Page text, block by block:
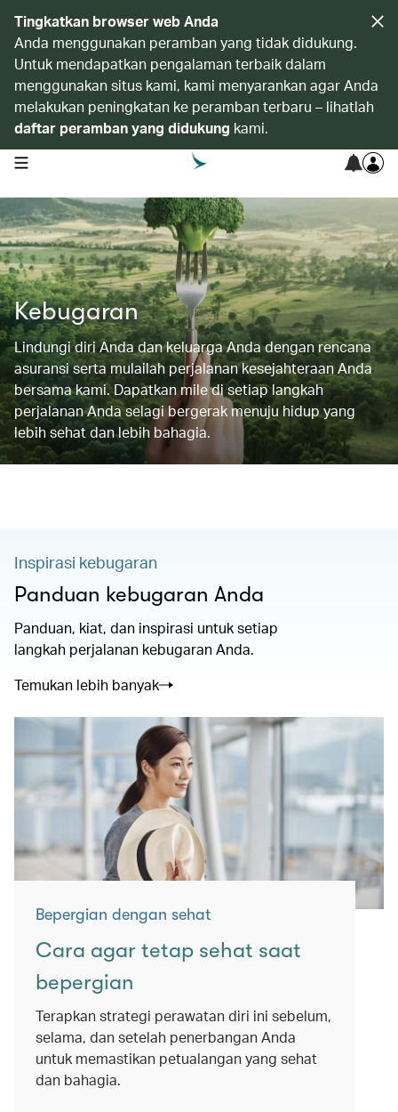
Tingkatkan browser web Anda
Anda menggunakan peramban yang tidak didukung.
Untuk mendapatkan pengalaman terbaik dalam
menggunakan situs kami, kami menyarankan agar Anda
melakukan peningkatan ke peramban terbaru – lihatlah
daftar peramban yang didukung kami.
open navigation menu
Kebugaran
Lindungi diri Anda dan keluarga Anda dengan rencana
asuransi serta mulailah perjalanan kesejahteraan Anda
bersama kami. Dapatkan mile di setiap langkah
perjalanan Anda selagi bergerak menuju hidup yang
lebih sehat dan lebih bahagia.
Inspirasi kebugaran
Panduan kebugaran Anda
Panduan, kiat, dan inspirasi untuk setiap
langkah perjalanan kebugaran Anda.
Temukan lebih banyak
Bepergian dengan sehat
Cara agar tetap sehat saat
bepergian
Terapkan strategi perawatan diri ini sebelum,
selama, dan setelah penerbangan Anda
untuk memastikan petualangan yang sehat
dan bahagia.